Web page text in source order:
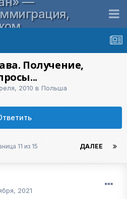
Получение,
2010 в Польша
ДАЛЕЕ
11 из 15
2021